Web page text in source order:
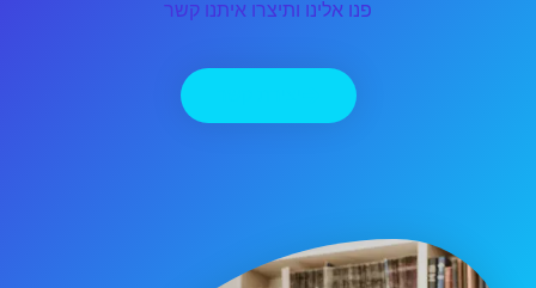
פנו אלינו ותיצרו איתנו קשר